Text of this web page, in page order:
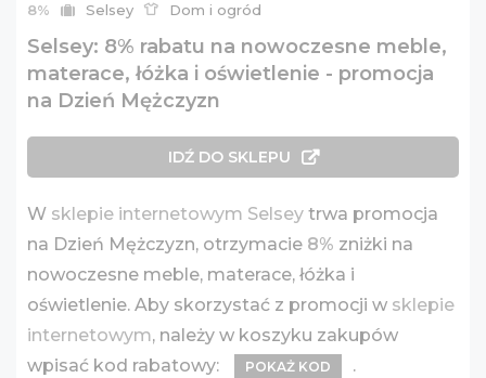
8% Selsey Dom i ogród
Selsey: 8% rabatu na nowoczesne meble,
materace, łóżka i oświetlenie - promocja
na Dzień Mężczyzn
IDŹ DO SKLEPU
W sklepie internetowym Selsey trwa promocja
na Dzień Mężczyzn, otrzymacie 8% zniżki na
nowoczesne meble, materace, łóżka i
oświetlenie. Aby skorzystać z promocji w sklepie
internetowym, należy w koszyku zakupów
wpisać kod rabatowy:
POKAŻ KOD
.